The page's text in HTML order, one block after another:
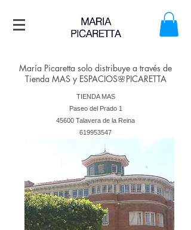
María Picaretta solo distribuye a través de
Tienda MAS y ESPACIOS🌸PICARETTA
TIENDA MAS
Paseo del Prado 1
45600 Talavera de la Reina
619953547